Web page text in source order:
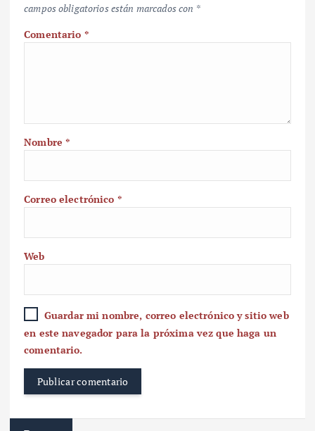
campos obligatorios están marcados con *
Comentario *
Nombre*
Correo electrónico *
Web
Guardar mi nombre, correo electrónico y sitio web
en este navegador para la próxima vez que haga un
comentario.